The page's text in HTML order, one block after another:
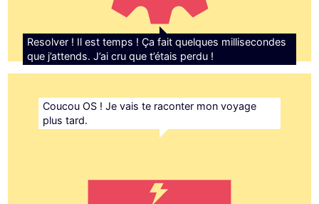
Resolver ! Il est temps ! Ça fait quelques millisecondes
que j’attends. J’ai cru que t’étais perdu !
Coucou OS ! Je vais te raconter mon voyage
plus tard.